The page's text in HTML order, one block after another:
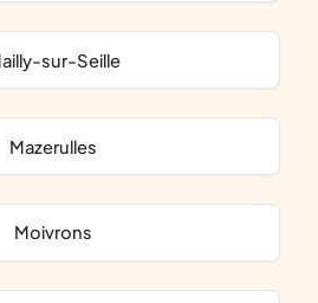
Mailly-sur-Seille
Mazerulles
Moivrons